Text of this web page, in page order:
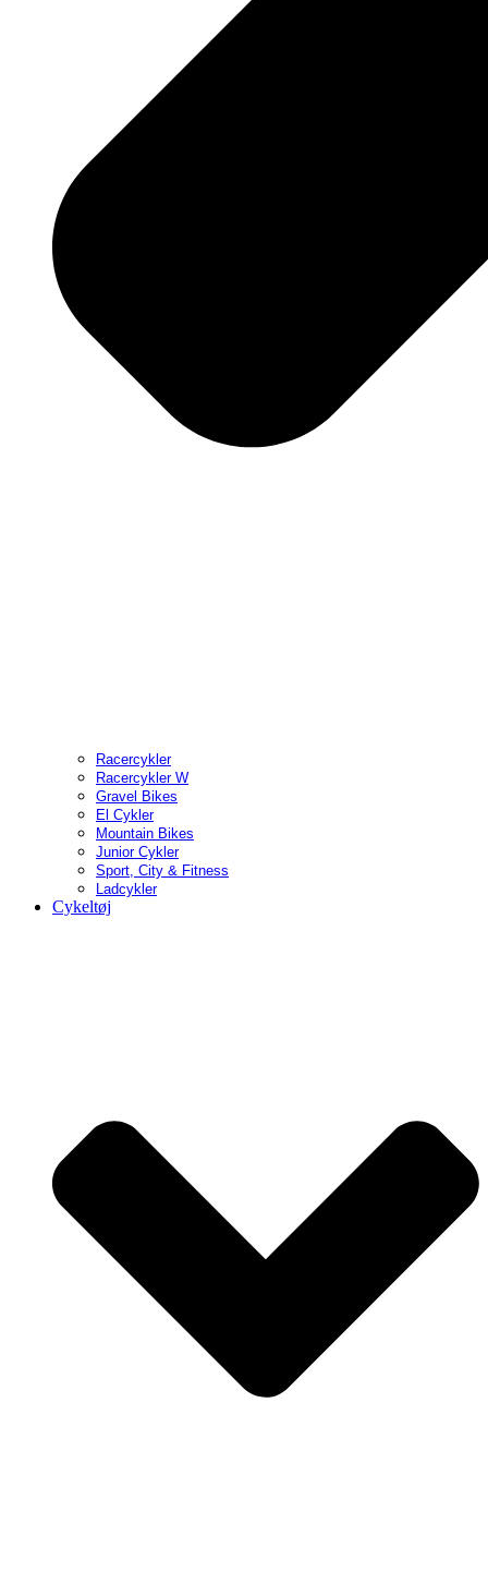
Racercykler
Racercykler W
Gravel Bikes
El Cykler
Mountain Bikes
Junior Cykler
Sport, City & Fitness
Ladcykler
Cykeltøj